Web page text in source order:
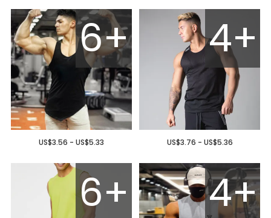
6+
US$3.56 - US$5.33
4+
US$3.76 - US$5.36
6+ 4+